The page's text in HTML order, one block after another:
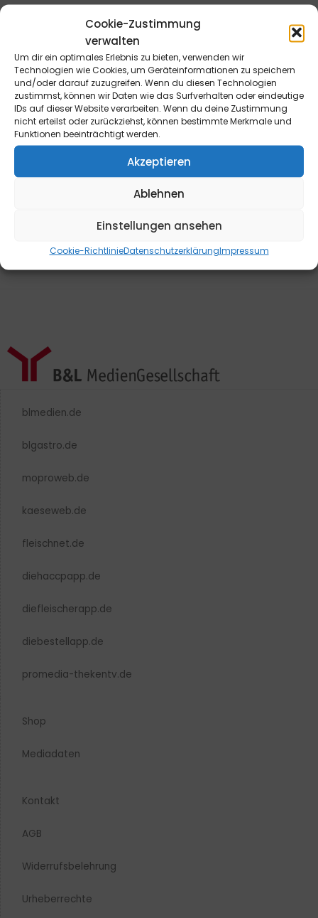
Cookie-Zustimmung
verwalten
Um dir ein optimales Erlebnis zu bieten, verwenden wir
Technologien wie Cookies, um Geräteinformationen zu speichern
und/oder darauf zuzugreifen. Wenn du diesen Technologien
zustimmst, können wir Daten wie das Surfverhalten oder eindeutige
IDs auf dieser Website verarbeiten. Wenn du deine Zustimmung
nicht erteilst oder zurückziehst, können bestimmte Merkmale und
Funktionen beeinträchtigt werden.
Akzeptieren
Ablehnen
Einstellungen ansehen
Cookie-RichtlinieDatenschutzerklärungImpressum
Widerrufsrecht für Endverbraucher: Die Bestellung kann
innerhalb von 14 Tagen ohne Angabe von Gründen
telefonisch oder schriftlich (z.B. E-Mail, Fax, Brief) oder
durch Rücksendung der Ware widerrufen werden. Die
Frist beginnt frühestens mit Erhalt dieser Belehrung. Zur
Wahrung der Widerrufsfrist genügt die rechtzeitige
telefonische oder schriftliche Kündigung bzw.
Absendung der Ware an die B&L MedienGesellschaft
mbH & Co. KG., Max-Volmer-Straße 28, 40724 Hilden,
Informationen sowie ein Widerrufsformular finden Sie
blmedien.de
blgastro.de
moproweb.de
kaeseweb.de
fleischnet.de
diehaccpapp.de
diefleischerapp.de
diebestellapp.de
promedia-thekentv.de
Shop
Mediadaten
Kontakt
AGB
Widerrufsbelehrung
Urheberrechte​